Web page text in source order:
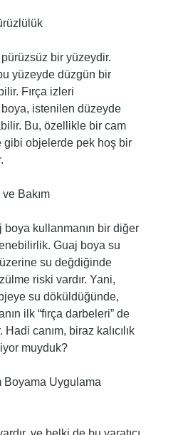
bir yüzeydir.
yüzeyde düzgün bir
Fırça izleri
istenilen düzeyde
Bu, özellikle bir cam
gibi objelerde pek hoş bir
Bakım
kullanmanın bir diğer
Guaj boya su
su değdiğinde
riski vardır. Yani,
su döküldüğünde,
ilk “fırça darbeleri” de
canım, biraz kalıcılık
muyduk?
Boyama Uygulama